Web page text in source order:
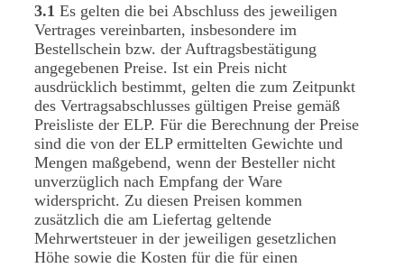
3.1 Es gelten die bei Abschluss des jeweiligen
Vertrages vereinbarten, insbesondere im
Bestellschein bzw. der Auftragsbestätigung
angegebenen Preise. Ist ein Preis nicht
ausdrücklich bestimmt, gelten die zum Zeitpunkt
des Vertragsabschlusses gültigen Preise gemäß
Preisliste der ELP. Für die Berechnung der Preise
sind die von der ELP ermittelten Gewichte und
Mengen maßgebend, wenn der Besteller nicht
unverzüglich nach Empfang der Ware
widerspricht. Zu diesen Preisen kommen
zusätzlich die am Liefertag geltende
Mehrwertsteuer in der jeweiligen gesetzlichen
Höhe sowie die Kosten für die für einen